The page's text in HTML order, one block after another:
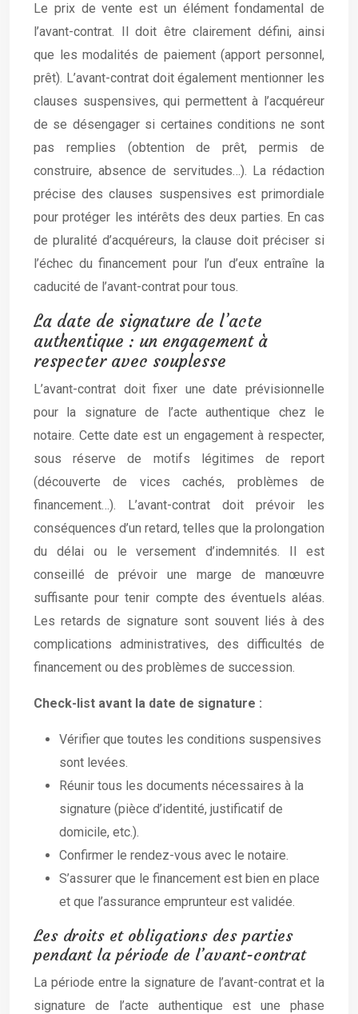
Le prix de vente est un élément fondamental de
l’avant-contrat. Il doit être clairement défini, ainsi
que les modalités de paiement (apport personnel,
prêt). L’avant-contrat doit également mentionner les
clauses suspensives, qui permettent à l’acquéreur
de se désengager si certaines conditions ne sont
pas remplies (obtention de prêt, permis de
construire, absence de servitudes…). La rédaction
précise des clauses suspensives est primordiale
pour protéger les intérêts des deux parties. En cas
de pluralité d’acquéreurs, la clause doit préciser si
l’échec du financement pour l’un d’eux entraîne la
caducité de l’avant-contrat pour tous.
La date de signature de l’acte
authentique : un engagement à
respecter avec souplesse
L’avant-contrat doit fixer une date prévisionnelle
pour la signature de l’acte authentique chez le
notaire. Cette date est un engagement à respecter,
sous réserve de motifs légitimes de report
(découverte de vices cachés, problèmes de
financement…). L’avant-contrat doit prévoir les
conséquences d’un retard, telles que la prolongation
du délai ou le versement d’indemnités. Il est
conseillé de prévoir une marge de manœuvre
suffisante pour tenir compte des éventuels aléas.
Les retards de signature sont souvent liés à des
complications administratives, des difficultés de
financement ou des problèmes de succession.
Check-list avant la date de signature :
Vérifier que toutes les conditions suspensives
sont levées.
Réunir tous les documents nécessaires à la
signature (pièce d’identité, justificatif de
domicile, etc.).
Confirmer le rendez-vous avec le notaire.
S’assurer que le financement est bien en place
et que l’assurance emprunteur est validée.
Les droits et obligations des parties
pendant la période de l’avant-contrat
La période entre la signature de l’avant-contrat et la
signature de l’acte authentique est une phase